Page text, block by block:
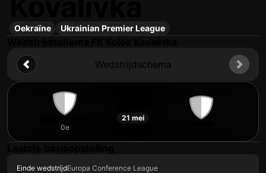
Oekraïne Ukrainian Premier League
Wedstrijdschema
0e
21 mei
Einde wedstrijdEuropa Conference League